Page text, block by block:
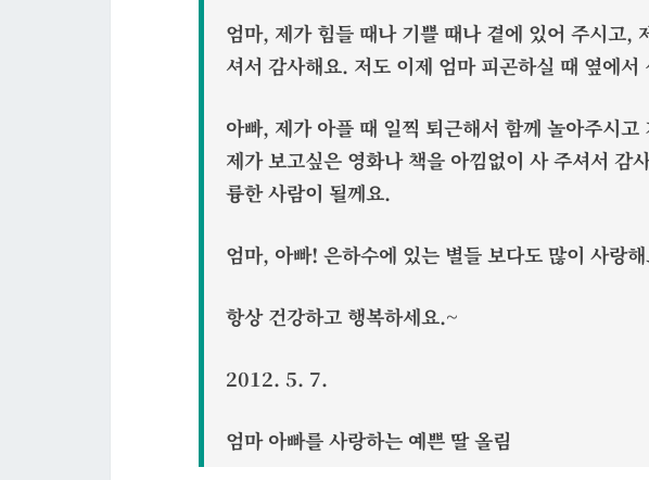
엄마, 제가 힘들 때나 기쁠 때나 곁에 있어 주시고,
셔서 감사해요. 저도 이제 엄마 피곤하실 때 옆에
아빠, 제가 아플 때 일찍 퇴근해서 함께 놀아주시
제가 보고싶은 영화나 책을 아낌없이 사 주셔서 감
륭한 사람이 될께요.
엄마, 아빠! 은하수에 있는 별들 보다도 많이 사랑
항상 건강하고 행복하세요.~
2012. 5. 7.
엄마 아빠를 사랑하는 예쁜 딸 올림